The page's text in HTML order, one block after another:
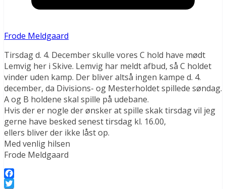
Frode Meldgaard
Tirsdag d. 4. December skulle vores C hold have mødt
Lemvig her i Skive. Lemvig har meldt afbud, så C holdet
vinder uden kamp. Der bliver altså ingen kampe d. 4.
december, da Divisions- og Mesterholdet spillede søndag.
A og B holdene skal spille på udebane.
Hvis der er nogle der ønsker at spille skak tirsdag vil jeg
gerne have besked senest tirsdag kl. 16.00,
ellers bliver der ikke låst op.
Med venlig hilsen
Frode Meldgaard
Facebook